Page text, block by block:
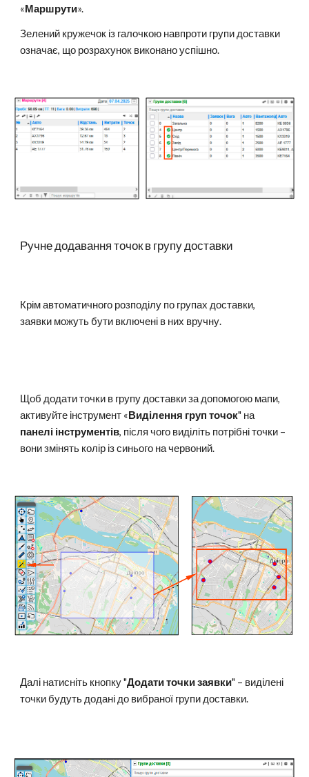
«Маршрути».
Зелений кружечок із галочкою навпроти групи доставки
означає, що розрахунок виконано успішно.
Ручне додавання точок в групу доставки
Крім автоматичного розподілу по групах доставки,
заявки можуть бути включені в них вручну.
Щоб додати точки в групу доставки за допомогою мапи,
активуйте інструмент «Виділення груп точок" на
панелі інструментів, після чого виділіть потрібні точки –
вони змінять колір із синього на червоний.
Далі натисніть кнопку "Додати точки заявки" – виділені
точки будуть додані до вибраної групи доставки.